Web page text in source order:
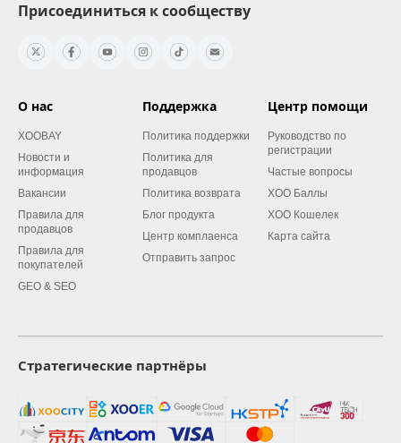
Присоединиться к сообществу
О нас
XOOBAY
Новости и
информация
Вакансии
Правила для
продавцов
Правила для
покупателей
GEO & SEO
Поддержка
Политика поддержки
Политика для
продавцов
Политика возврата
Блог продукта
Центр комплаенса
Отправить запрос
Центр помощи
Руководство по
регистрации
Частые вопросы
XOO Баллы
XOO Кошелек
Карта сайта
Стратегические партнёры